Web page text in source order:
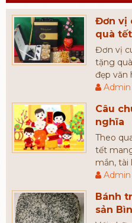
Đơn vị
quà
mẫu
Đơn vị
tặng
đẹp văn
nào,
Đó
mới,
muốn
cao
người
Admin
Câu
nghĩa
Theo
tết
mắn, tài
cho
sẽ đem
gia chủ.
Admin
Bánh
sản